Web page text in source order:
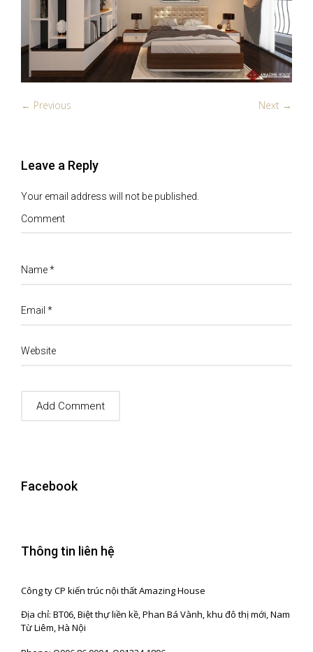
← Previous Next →
Leave a Reply
Your email address will not be published.
Comment
Name*
Email *
Website
Facebook
Thông tin liên hệ
Công ty CP kiến trúc nội thất Amazing House
Địa chỉ: BT06, Biệt thự liền kề, Phan Bá Vành, khu đô thị mới, Nam
Từ Liêm, Hà Nội